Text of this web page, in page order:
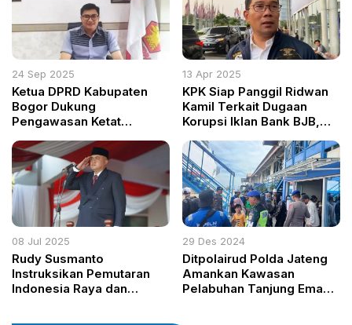
24 Sep 2025
Ketua DPRD Kabupaten
Bogor Dukung
Pengawasan Ketat
di Sekolah
13 Apr 2025
KPK Siap Panggil Ridwan
Kamil Terkait Dugaan
Korupsi Iklan Bank BJB,
Transparansi Total
08 Jul 2025
Rudy Susmanto
Instruksikan Pemutaran
Indonesia Raya dan
29 Des 2024
Ditpolairud Polda Jateng
Amankan Kawasan
Pelabuhan Tanjung Emas